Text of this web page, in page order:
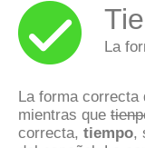
La
La forma correcta
mientras que
correcta, tiempo